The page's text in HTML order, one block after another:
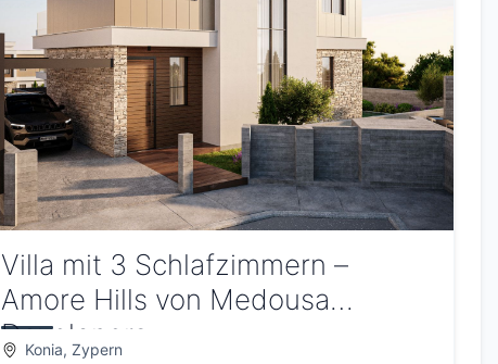
Villa mit 3 Schlafzimmern –
Amore Hills von Medousa
Developers
Konia, Zypern